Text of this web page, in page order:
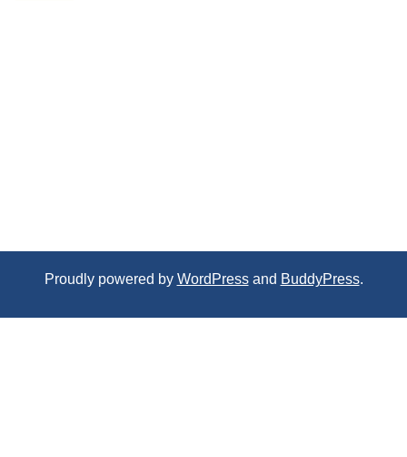
Proudly powered by WordPressand BuddyPress.